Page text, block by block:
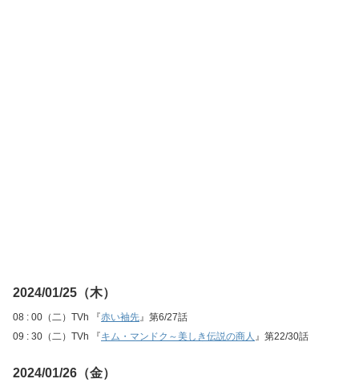
2024/01/25（木）
08 : 00（二）TVh 『赤い袖先』第6/27話
09 : 30（二）TVh 『キム・マンドク～美しき伝説の商人 』第22/30話
2024/01/26（金）